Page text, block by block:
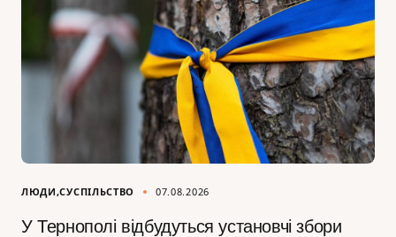
ЛЮДИ СУСПІЛЬСТВО 07.08.2026
У Тернополі відбудуться установчі збори